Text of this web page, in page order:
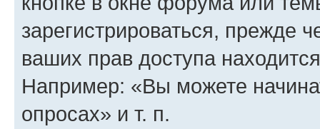
зарегистрироваться, прежде
ваших прав доступа
Например: «Вы можете
опросах» и т. п.